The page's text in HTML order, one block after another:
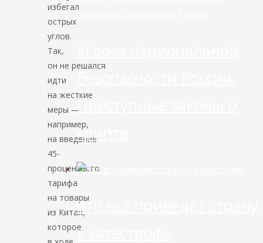
избегал
острых
углов.
Так,
он не решался
идти
на жесткие
меры —
например,
на введение
45-
процентного
тарифа
на товары
из Китая,
которое
Экономика современной России
Преступные законы о
крипте
Это всё приведёт страну
к катастрофе